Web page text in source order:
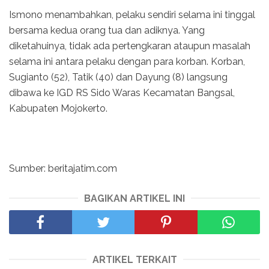
Ismono menambahkan, pelaku sendiri selama ini tinggal
bersama kedua orang tua dan adiknya. Yang
diketahuinya, tidak ada pertengkaran ataupun masalah
selama ini antara pelaku dengan para korban. Korban,
Sugianto (52), Tatik (40) dan Dayung (8) langsung
dibawa ke IGD RS Sido Waras Kecamatan Bangsal,
Kabupaten Mojokerto.
Sumber: beritajatim.com
BAGIKAN ARTIKEL INI
ARTIKEL TERKAIT